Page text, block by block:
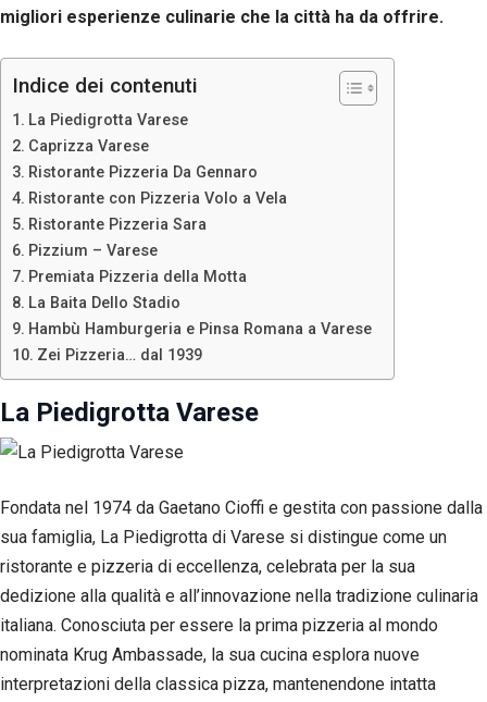
migliori esperienze culinarie che la città ha da offrire.
Indice dei contenuti
La Piedigrotta Varese
Caprizza Varese
Ristorante Pizzeria Da Gennaro
Ristorante con Pizzeria Volo a Vela
Ristorante Pizzeria Sara
Pizzium – Varese
Premiata Pizzeria della Motta
La Baita Dello Stadio
Hambù Hamburgeria e Pinsa Romana a Varese
Zei Pizzeria… dal 1939
La Piedigrotta Varese
Fondata nel 1974 da Gaetano Cioffi e gestita con passione dalla
sua famiglia, La Piedigrotta di Varese si distingue come un
ristorante e pizzeria di eccellenza, celebrata per la sua
dedizione alla qualità e all’innovazione nella tradizione culinaria
italiana. Conosciuta per essere la prima pizzeria al mondo
nominata Krug Ambassade, la sua cucina esplora nuove
interpretazioni della classica pizza, mantenendone intatta
Necessari
Questi cookie
non sono
facoltativi.
necessari per il